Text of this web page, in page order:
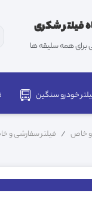
فیلتر شکری
همه سلیقه ها
خودرو سنگین
و خاص فیلتر سفارشی و